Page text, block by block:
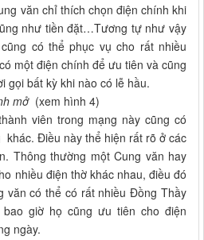
văn chỉ thích chọn điện chính khi
như tiền đặt…Tương tự như vậy
có thể phục vụ cho rất nhiều
một điện chính để ưu tiên và cũng
gọi bất kỳ khi nào có lễ hầu.
mở (xem hình 4)
viên trong mạng này cũng có
Điều này thể hiện rất rõ ở các
Thông thường một Cung văn hay
nhiều điện thờ khác nhau, điều đó
văn có thể có rất nhiều Đồng Thầy
giờ họ cũng ưu tiên cho điện
ngày.